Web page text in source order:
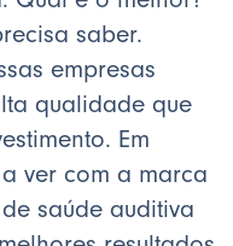
saber.
empresas
qualidade que
Em
ver com a marca
saúde auditiva